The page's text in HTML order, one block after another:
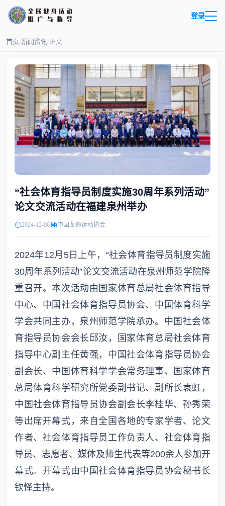
登录
首页/新闻资讯/正文
“社会体育指导员制度实施30周年系列活动”
论文交流活动在福建泉州举办
2024-12-06 中国龙狮运动协会
2024年12月5日上午，“社会体育指导员制度实施
30周年系列活动”论文交流活动在泉州师范学院隆
重召开。本次活动由国家体育总局社会体育指导
中心、中国社会体育指导员协会、中国体育科学
学会共同主办，泉州师范学院承办。中国社会体
育指导员协会会长邱汝，国家体育总局社会体育
指导中心副主任黄强，中国社会体育指导员协会
副会长、中国体育科学学会常务理事、国家体育
总局体育科学研究所党委副书记、副所长袁虹，
中国社会体育指导员协会副会长李桂华、孙秀荣
等出席开幕式，来自全国各地的专家学者、论文
作者、社会体育指导员工作负责人、社会体育指
导员、志愿者、媒体及师生代表等200余人参加开
幕式。开幕式由中国社会体育指导员协会秘书长
钦怿主持。